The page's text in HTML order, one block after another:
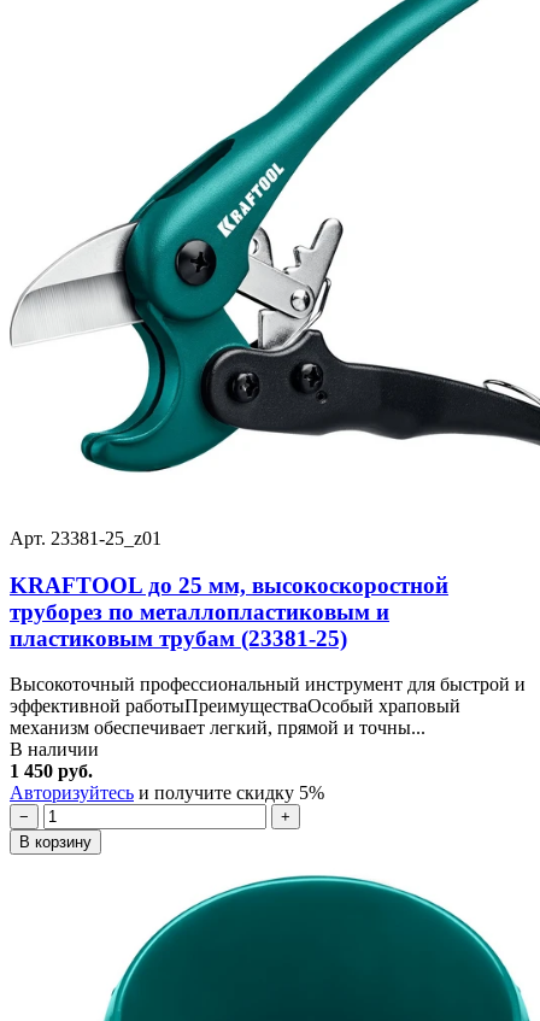
Арт. 23381-25_z01
KRAFTOOL до 25 мм, высокоскоростной
труборез по металлопластиковым и
пластиковым трубам (23381-25)
Высокоточный профессиональный инструмент для быстрой и
эффективной работыПреимуществаОсобый храповый
механизм обеспечивает легкий, прямой и точны...
В наличии
1 450 руб.
Авторизуйтесь и получите скидку 5%
−
+
В корзину